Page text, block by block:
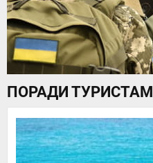
ПОРАДИ ТУРИСТАМ